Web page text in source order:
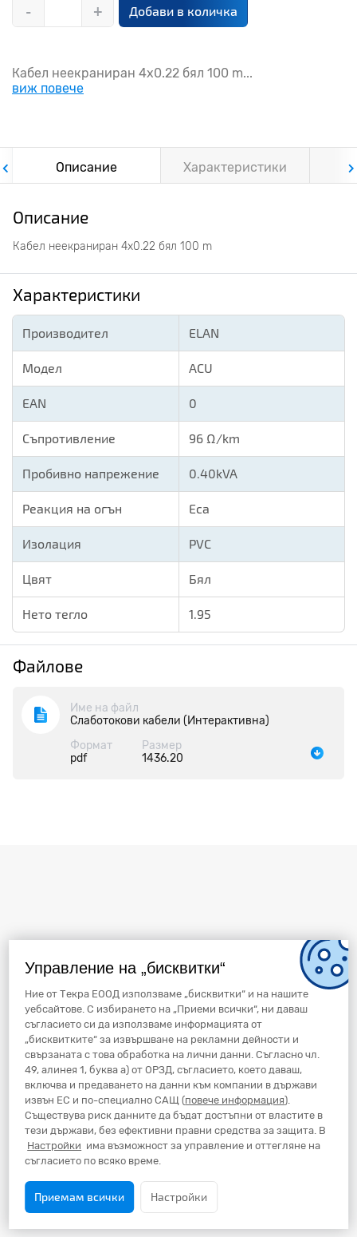
Управление на „бисквитки“
Ние от Текра ЕООД използваме „бисквитки“ и на нашите
уебсайтове. С избирането на „Приеми всички“, ни даваш
съгласието си да използваме информацията от
„бисквитките“ за извършване на рекламни дейности и
свързаната с това обработка на лични данни. Съгласно чл.
49, алинея 1, буква а) от ОРЗД, съгласието, което даваш,
включва и предаването на данни към компании в държави
извън ЕС и по-специално САЩ (повече информация).
Съществува риск данните да бъдат достъпни от властите в
тези държави, без ефективни правни средства за защита. В
Настройки има възможност за управление и оттегляне на
съгласието по всяко време.
Приемам всички Настройки
- + Добави в количка
Кабел неекраниран 4х0.22 бял 100 m...
виж повече
Описание Характеристики
Описание
Кабел неекраниран 4х0.22 бял 100 m
Характеристики
Производител ELAN
Модел ACU
EAN 0
Съпротивление 96 Ω/km
Пробивно напрежение 0.40kVA
Реакция на огън Eca
Изолация PVC
Цвят Бял
Нето тегло 1.95
Файлове
Име на файл
Слаботокови кабели (Интерактивна)
Формат
pdf
Размер
1436.20